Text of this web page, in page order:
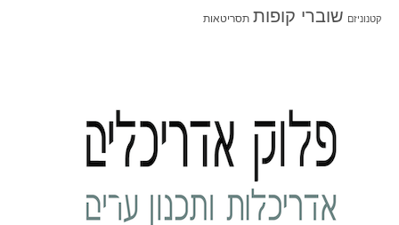
קטנוניזם שוברי קופות תסריטאות